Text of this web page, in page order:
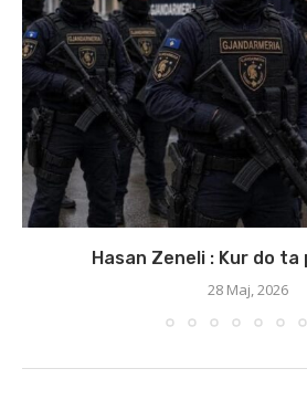
Hasan Zeneli : Kur do ta
28 Maj, 2026